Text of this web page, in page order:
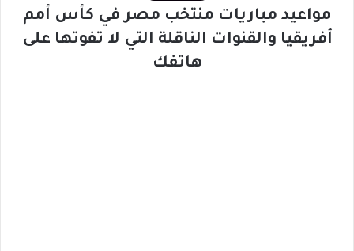
مواعيد مباريات منتخب مصر في كأس أمم
أفريقيا والقنوات الناقلة التي لا تفوتها على
هاتفك